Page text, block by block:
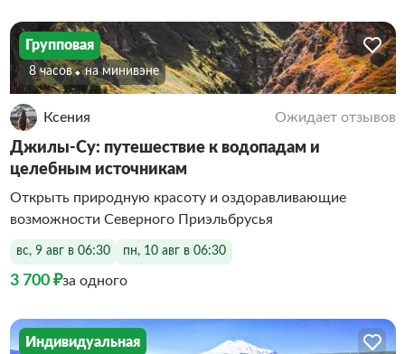
Групповая
8 часов На минивэне
Ксения Ожидает отзывов
Джилы-Су: путешествие к водопадам и
целебным источникам
Открыть природную красоту и оздоравливающие
возможности Северного Приэльбрусья
вс, 9 авг в 06:30 пн, 10 авг в 06:30
3 700 ₽за одного
Индивидуальная